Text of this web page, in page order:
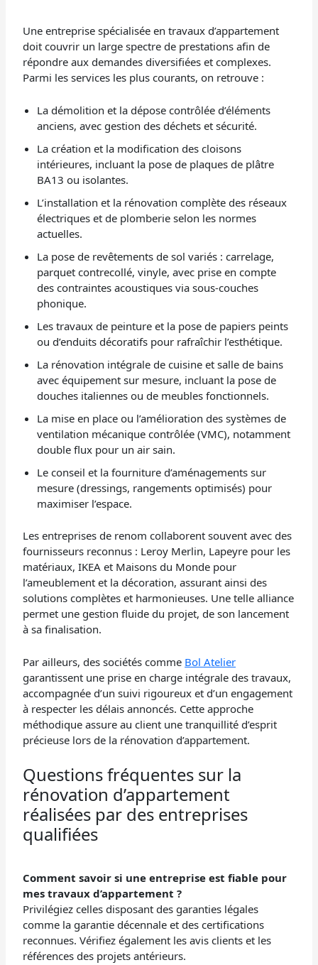
Une entreprise spécialisée en travaux d’appartement
doit couvrir un large spectre de prestations afin de
répondre aux demandes diversifiées et complexes.
Parmi les services les plus courants, on retrouve :
La démolition et la dépose contrôlée d’éléments
anciens, avec gestion des déchets et sécurité.
La création et la modification des cloisons
intérieures, incluant la pose de plaques de plâtre
BA13 ou isolantes.
L’installation et la rénovation complète des réseaux
électriques et de plomberie selon les normes
actuelles.
La pose de revêtements de sol variés : carrelage,
parquet contrecollé, vinyle, avec prise en compte
des contraintes acoustiques via sous-couches
phonique.
Les travaux de peinture et la pose de papiers peints
ou d’enduits décoratifs pour rafraîchir l’esthétique.
La rénovation intégrale de cuisine et salle de bains
avec équipement sur mesure, incluant la pose de
douches italiennes ou de meubles fonctionnels.
La mise en place ou l’amélioration des systèmes de
ventilation mécanique contrôlée (VMC), notamment
double flux pour un air sain.
Le conseil et la fourniture d’aménagements sur
mesure (dressings, rangements optimisés) pour
maximiser l’espace.
Les entreprises de renom collaborent souvent avec des
fournisseurs reconnus : Leroy Merlin, Lapeyre pour les
matériaux, IKEA et Maisons du Monde pour
l’ameublement et la décoration, assurant ainsi des
solutions complètes et harmonieuses. Une telle alliance
permet une gestion fluide du projet, de son lancement
à sa finalisation.
Par ailleurs, des sociétés comme Bol Atelier
garantissent une prise en charge intégrale des travaux,
accompagnée d’un suivi rigoureux et d’un engagement
à respecter les délais annoncés. Cette approche
méthodique assure au client une tranquillité d’esprit
précieuse lors de la rénovation d’appartement.
Questions fréquentes sur la
rénovation d’appartement
réalisées par des entreprises
qualifiées
Comment savoir si une entreprise est fiable pour
mes travaux d’appartement ?
Privilégiez celles disposant des garanties légales
comme la garantie décennale et des certifications
reconnues. Vérifiez également les avis clients et les
références des projets antérieurs.